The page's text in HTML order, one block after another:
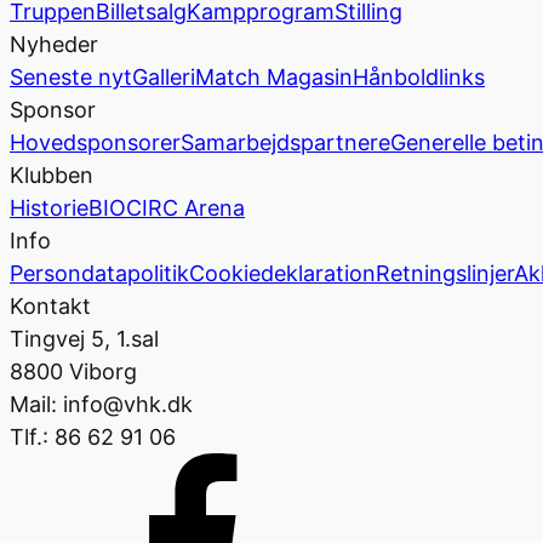
TruppenBilletsalgKampprogramStilling
Nyheder
Seneste nytGalleriMatch MagasinHånboldlinks
Sponsor
HovedsponsorerSamarbejdspartnereGenerelle
Klubben
HistorieBIOCIRC Arena
Info
PersondatapolitikCookiedeklarationRetningslinjer
Kontakt
Tingvej 5, 1.sal
8800 Viborg
Mail: info@vhk.dk
Tlf.: 86 62 91 06